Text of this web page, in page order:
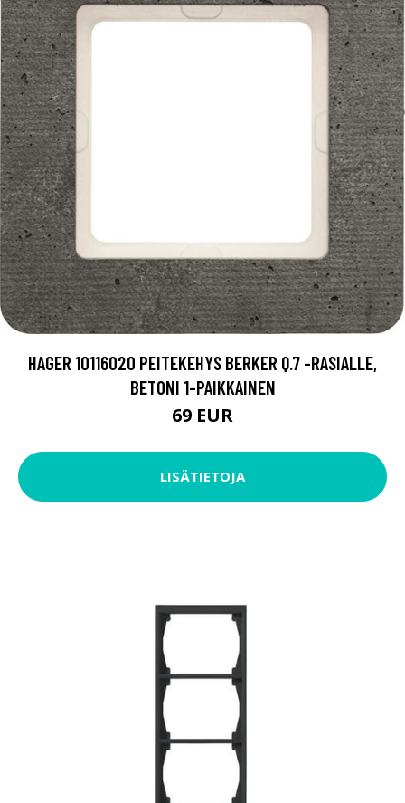
HAGER 10116020 PEITEKEHYS BERKER Q.7 -RASIALLE,
BETONI 1-PAIKKAINEN
69 EUR
LISÄTIETOJA